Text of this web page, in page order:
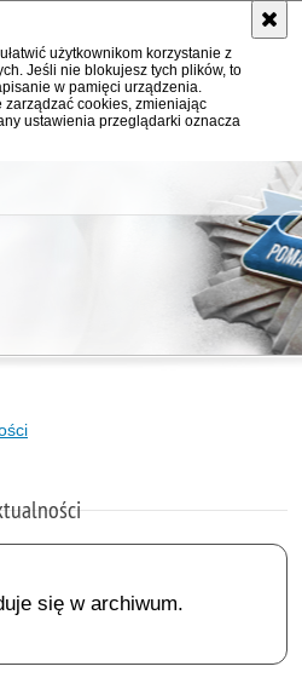
użytkownikom korzystanie z
Jeśli nie blokujesz tych plików, to
w pamięci urządzenia.
zarządzać cookies, zmieniając
ustawienia przeglądarki oznacza
się w archiwum.